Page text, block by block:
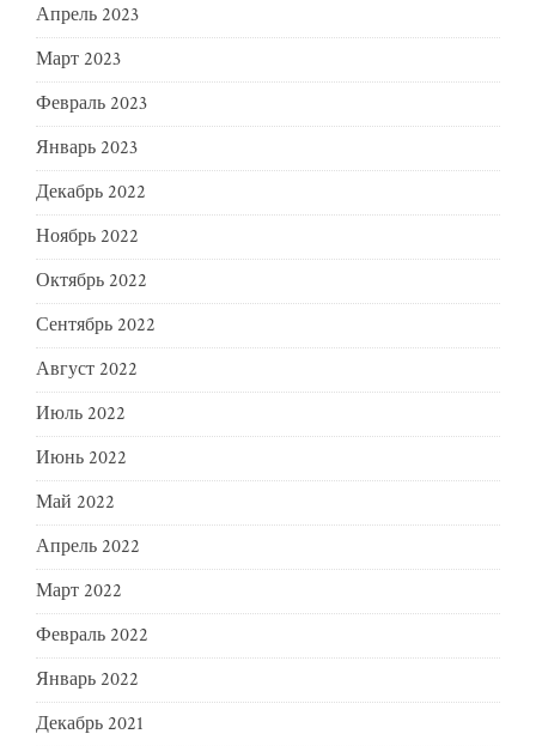
Апрель 2023
Март 2023
Февраль 2023
Январь 2023
Декабрь 2022
Ноябрь 2022
Октябрь 2022
Сентябрь 2022
Август 2022
Июль 2022
Июнь 2022
Май 2022
Апрель 2022
Март 2022
Февраль 2022
Январь 2022
Декабрь 2021